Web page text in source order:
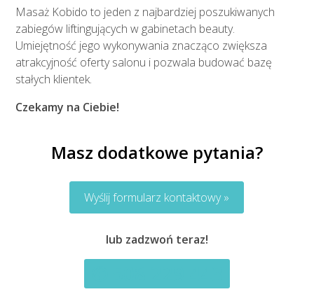
Masaż Kobido to jeden z najbardziej poszukiwanych
zabiegów liftingujących w gabinetach beauty.
Umiejętność jego wykonywania znacząco zwiększa
atrakcyjność oferty salonu i pozwala budować bazę
stałych klientek.
Czekamy na Ciebie!
Masz dodatkowe pytania?
Wyślij formularz kontaktowy »
lub zadzwoń teraz!